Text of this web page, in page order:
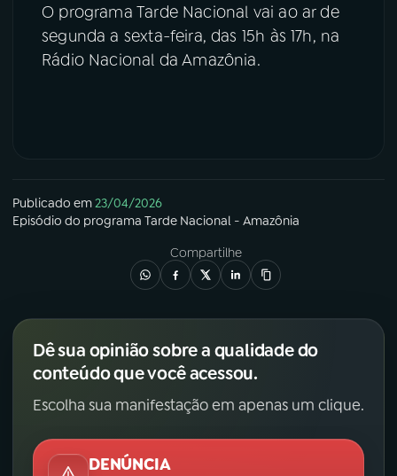
O programa Tarde Nacional vai ao ar de
segunda a sexta-feira, das 15h às 17h, na
Rádio Nacional da Amazônia.
Publicado em23/04/2026
Episódio do programa Tarde Nacional - Amazônia
Compartilhe
Dê sua opinião sobre a qualidade do
conteúdo que você acessou.
Escolha sua manifestação em apenas um clique.
DENÚNCIA